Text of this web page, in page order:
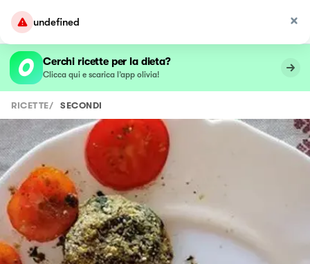
undefined
Cerchi ricette per la dieta?
Clicca qui e scarica l’app olivia!
RICETTE/ SECONDI